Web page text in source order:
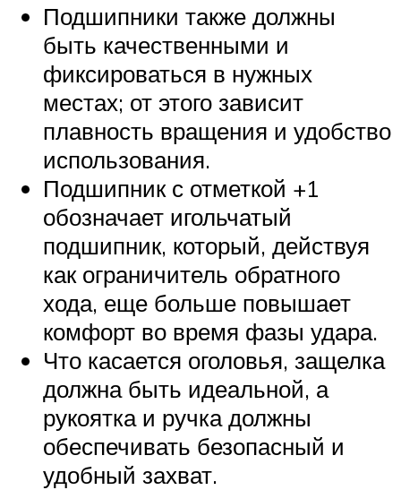
Подшипники также должны
быть качественными и
фиксироваться в нужных
местах; от этого зависит
плавность вращения и удобство
использования.
Подшипник с отметкой +1
обозначает игольчатый
подшипник, который, действуя
как ограничитель обратного
хода, еще больше повышает
комфорт во время фазы удара.
Что касается оголовья, защелка
должна быть идеальной, а
рукоятка и ручка должны
обеспечивать безопасный и
удобный захват.